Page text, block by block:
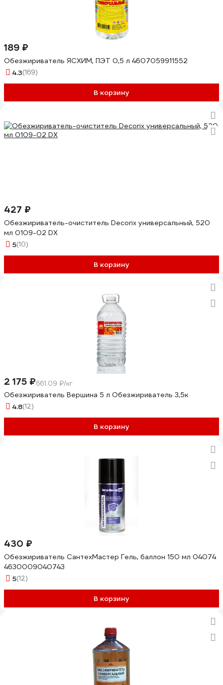
189 ₽
Обезжириватель ЯСХИМ, ПЭТ 0,5 л 4607059911552
4.3(169)
В корзину
427 ₽
Обезжириватель-очиститель Decorix универсальный, 520
мл 0109-02 DX
5(10)
В корзину
2 175 ₽661.09 ₽/кг
Обезжириватель Вершина 5 л Обезжириватель 3,5к
4.8(12)
В корзину
430 ₽
Обезжириватель СантехМастер Гель, баллон 150 мл 04074
4630009040743
5(12)
В корзину